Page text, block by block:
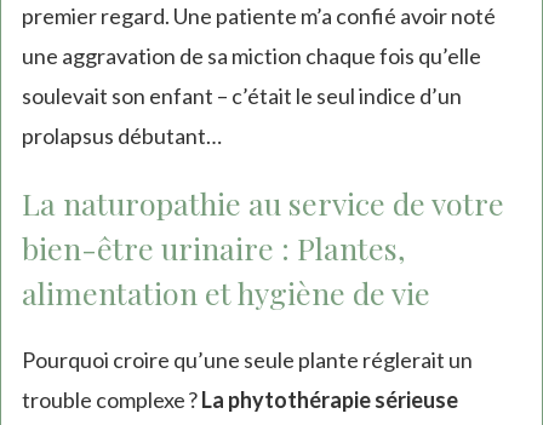
premier regard. Une patiente m’a confié avoir noté
une aggravation de sa miction chaque fois qu’elle
soulevait son enfant – c’était le seul indice d’un
prolapsus débutant…
La naturopathie au service de votre
bien-être urinaire : Plantes,
alimentation et hygiène de vie
Pourquoi croire qu’une seule plante réglerait un
trouble complexe ?La phytothérapie sérieuse